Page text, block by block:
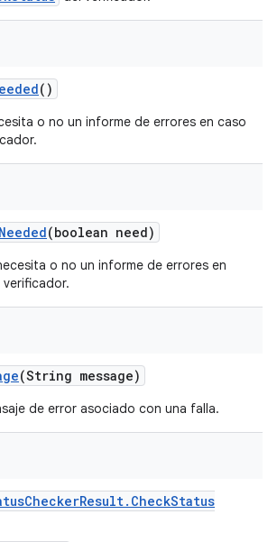
()
o no un informe de errores en caso
Needed(boolean need)
o no un informe de errores en
(String message)
de error asociado con una falla.
CheckerResult. CheckStatus